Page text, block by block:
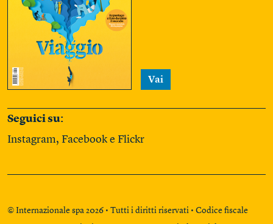
Vai
Seguici su:
Instagram, Facebook e Flickr
© Internazionale spa 2026 • Tutti i diritti riservati • Codice fiscale